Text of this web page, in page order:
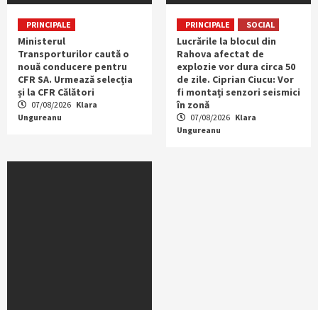
PRINCIPALE
Ministerul
Transporturilor caută o
nouă conducere pentru
CFR SA. Urmează selecția
și la CFR Călători
07/08/2026 Klara
Ungureanu
PRINCIPALE SOCIAL
Lucrările la blocul din
Rahova afectat de
explozie vor dura circa 50
de zile. Ciprian Ciucu: Vor
fi montați senzori seismici
în zonă
07/08/2026 Klara
Ungureanu